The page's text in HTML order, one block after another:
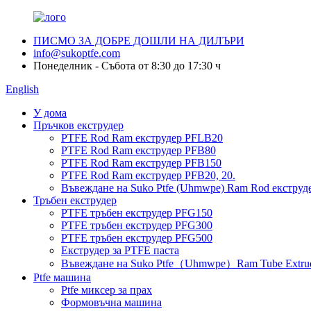
ПИСМО ЗА ДОБРЕ ДОШЛИ НА ДИЛЪРИ
info@sukoptfe.com
Понеделник - Събота от 8:30 до 17:30 ч
English
У дома
Пръчков екструдер
PTFE Rod Ram екструдер PFLB20
PTFE Rod Ram екструдер PFB80
PTFE Rod Ram екструдер PFB150
PTFE Rod Ram екструдер PFB20, 20.
Въвеждане на Suko Ptfe (Uhmwpe) Ram Rod
Тръбен екструдер
PTFE тръбен екструдер PFG150
PTFE тръбен екструдер PFG300
PTFE тръбен екструдер PFG500
Екструдер за PTFE паста
Въвеждане на Suko Ptfe（Uhmwpe）Ram Tube
Ptfe машина
Ptfe миксер за прах
Формовъчна машина